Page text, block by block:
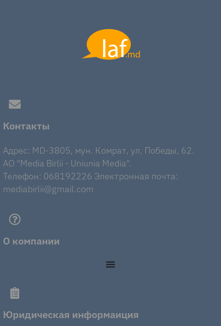
Контакты
Адрес: MD-3805, мун. Комрат, ул. Победы, 62.
AO "Media Birlii - Uniunia Media".
Телефон: 068192226 Электронная почта:
mediabirlii@gmail.com
О компании
Юридическая информаиция